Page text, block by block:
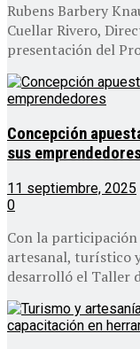
Rubens Barbery
Cuellar Rivero,
presentación del
Concepción
sus
11 septiembre, 2025
0
Con la
artesanal, turístico
desarrolló el Taller